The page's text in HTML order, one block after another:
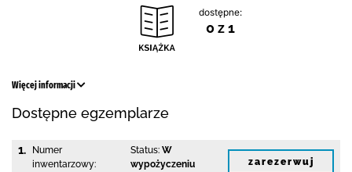
dostępne:
0 z 1
Więcej informacji
Dostępne egzemplarze
1.
Numer
inwentarzowy:
Status: W
wypożyczeniu
zarezerwuj